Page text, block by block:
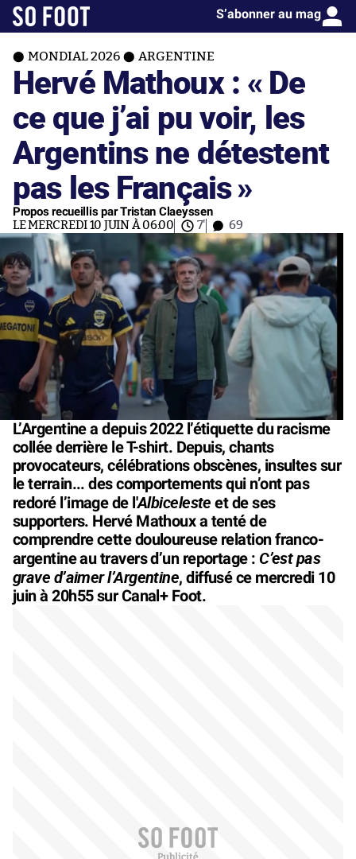
S’abonner au mag
MONDIAL 2026 ARGENTINE
Hervé Mathoux : « De
ce que j’ai pu voir, les
Argentins ne détestent
pas les Français »
Propos recueillis par Tristan Claeyssen
LE MERCREDI 10 JUIN À 06:00 7' 69
L’Argentine a depuis 2022 l’étiquette du racisme
collée derrière le T-shirt. Depuis, chants
provocateurs, célébrations obscènes, insultes sur
le terrain... des comportements qui n’ont pas
redoré l’image de l'Albiceleste et de ses
supporters. Hervé Mathoux a tenté de
comprendre cette douloureuse relation franco-
argentine au travers d’un reportage : C’est pas
grave d’aimer l’Argentine, diffusé ce mercredi 10
juin à 20h55 sur Canal+ Foot.